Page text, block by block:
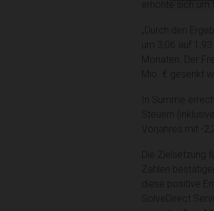
erhöhte sich um
„Durch den
um 3,06 auf
Monaten. Der
Mio. € gesenkt
In Summe
Steuern
Vorjahres mit -
Die
Zahlen
diese positive
SolveDirect